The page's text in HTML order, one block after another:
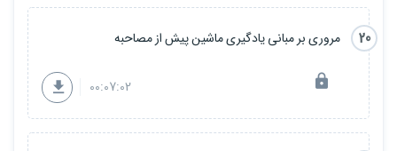
20 مروری بر مبانی یادگیری ماشین پیش از مصاحبه
00:07:02